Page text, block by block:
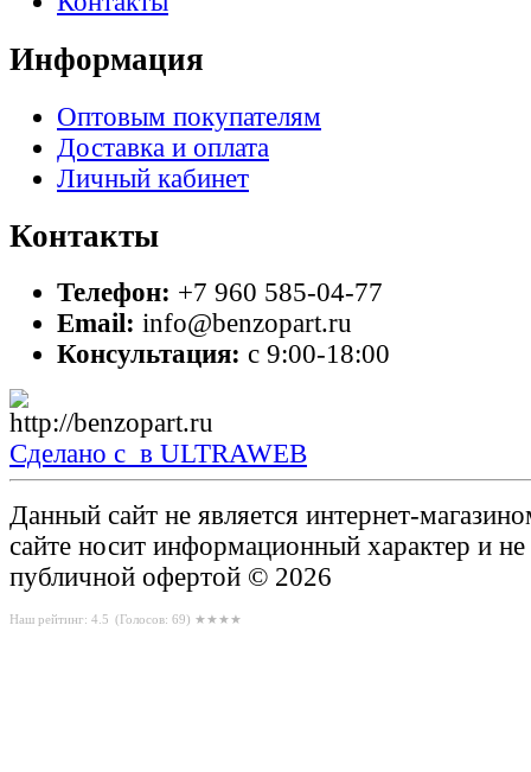
Информация
Оптовым покупателям
Доставка и оплата
Личный кабинет
Контакты
Телефон: +7 960 585-04-77
Email: info@benzopart.ru
Консультация: с 9:00-18:00
Сделано с в ULTRAWEB
Данный сайт не является интернет-
сайте носит информационный характер и не
публичной офертой © 2026
Наш рейтинг: 4.5 (Голосов: 69) ★★★★